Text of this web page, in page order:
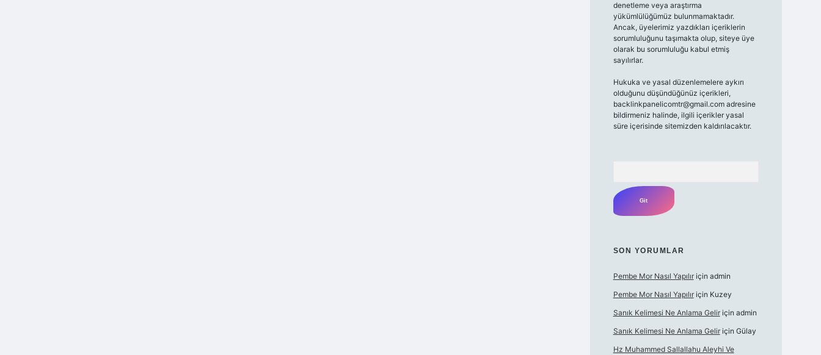
denetleme veya araştırma
yükümlülüğümüz bulunmamaktadır.
Ancak, üyelerimiz yazdıkları içeriklerin
sorumluluğunu taşımakta olup, siteye üye
olarak bu sorumluluğu kabul etmiş
sayılırlar.
Hukuka ve yasal düzenlemelere aykırı
olduğunu düşündüğünüz içerikleri,
backlinkpanelicomtr@gmail.comadresine
bildirmeniz halinde, ilgili içerikler yasal
süre içerisinde sitemizden kaldırılacaktır.
SON YORUMLAR
Pembe Mor Nasıl Yapılıriçin admin
Pembe Mor Nasıl Yapılıriçin Kuzey
Sanık Kelimesi Ne Anlama Geliriçin admin
Sanık Kelimesi Ne Anlama Geliriçin Gülay
Hz Muhammed Sallallahu Aleyhi Ve